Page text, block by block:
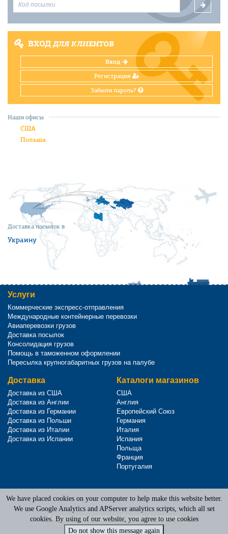
ВХОДДЛЯ КЛИЕНТОВ
Вход
Регистрация
Забыли пароль?
Доставка посылок в
Украину
Наши офисы
США
Польша
Услуги
Коммерческие экспресс-отправления
Международные контейнерные перевозки
Авиаперевозки грузов
Доставка посылок
Консолидация грузов
Помощь в таможенном оформлении
Пересылка крупногабаритных грузов на палубе
Доставка
Доставка из США
Доставка из Англии
Доставка из Германии
Доставка из Польши
Доставка из Италии
Доставка из Испании
Каталоги магазинов
США
Англия
Европейский Союз
Германия
Италия
Испания
Польща
Франция
Португалия
Terms of Service
Privacy Policy
Адреса наших офисов|Служба поддержки
We have placed cookies on your computer to help make this website better.
We use Google Analytics and APServer analytics scripts, which all set
cookies. By using of our website, you agree to use cookies
Do not show this message again